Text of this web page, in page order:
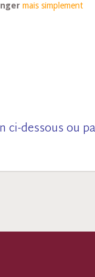
mais simplement
ci-dessous ou